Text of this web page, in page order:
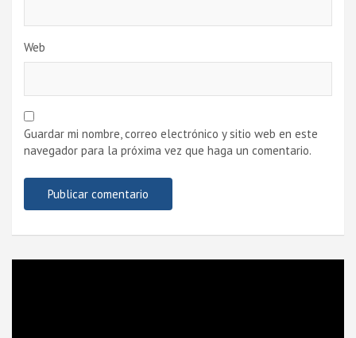
Web
Guardar mi nombre, correo electrónico y sitio web en este
navegador para la próxima vez que haga un comentario.